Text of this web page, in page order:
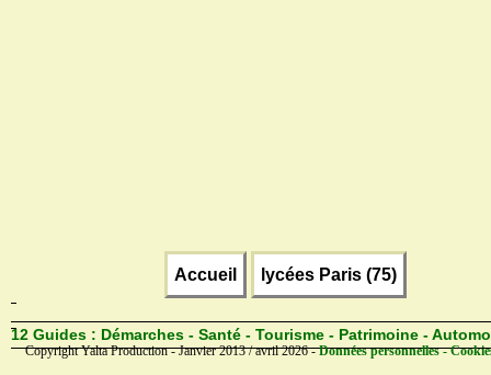
Accueil lycées Paris (75)
12 Guides : Démarches - Santé - Tourisme - Patrimoine -
Copyright Yalta Production - Janvier 2013 / avril 2026 -Données personnelles -